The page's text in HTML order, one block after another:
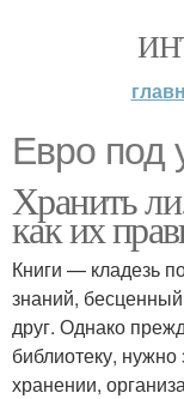
Евро под
Хранить
как их
Книги — кладезь
знаний,
друг. Однако
библиотеку,
хранении,